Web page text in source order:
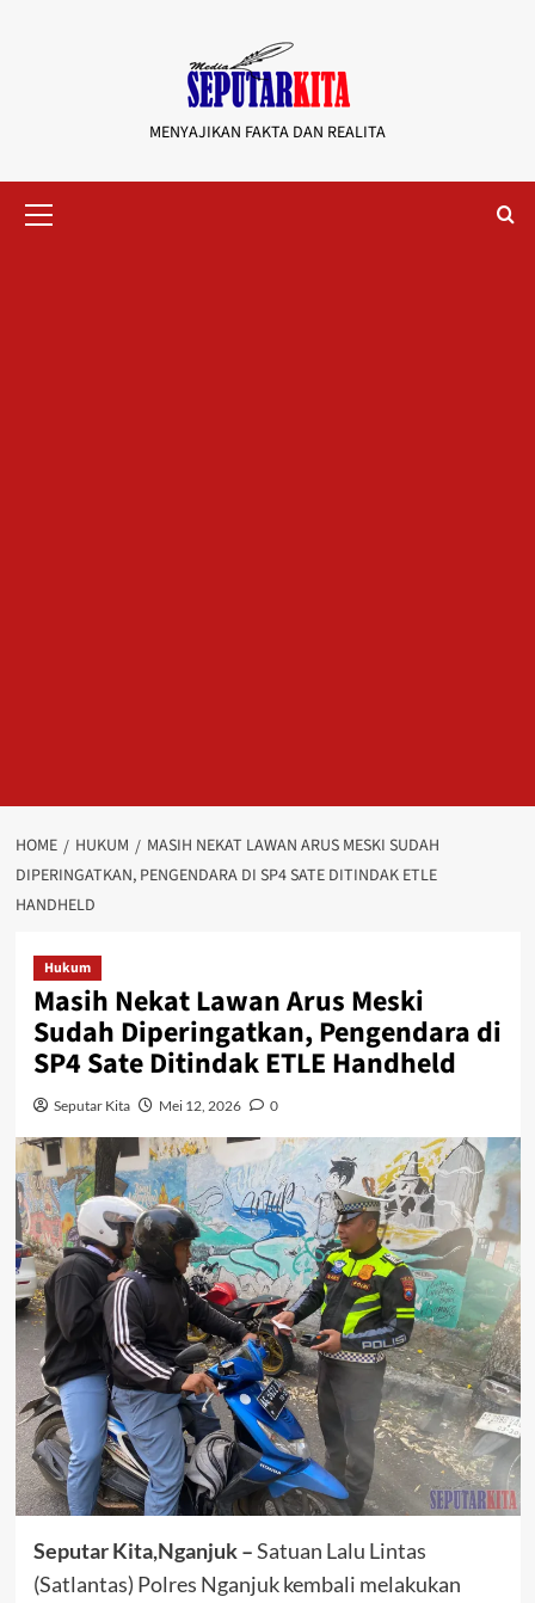
MENYAJIKAN FAKTA DAN REALITA
Menu
HOME HUKUM
MASIH NEKAT LAWAN ARUS MESKI SUDAH
DIPERINGATKAN, PENGENDARA DI SP4 SATE DITINDAK ETLE
HANDHELD
Hukum
Masih Nekat Lawan Arus Meski
Sudah Diperingatkan, Pengendara di
SP4 Sate Ditindak ETLE Handheld
Seputar Kita Mei 12, 2026 0
Seputar Kita,Nganjuk –Satuan Lalu Lintas
(Satlantas) Polres Nganjuk kembali melakukan